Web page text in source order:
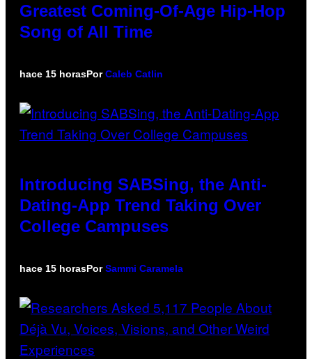
Greatest Coming-Of-Age Hip-Hop
Song of All Time
hace 15 horasPorCaleb Catlin
Introducing SABSing, the Anti-
Dating-App Trend Taking Over
College Campuses
hace 15 horasPorSammi Caramela